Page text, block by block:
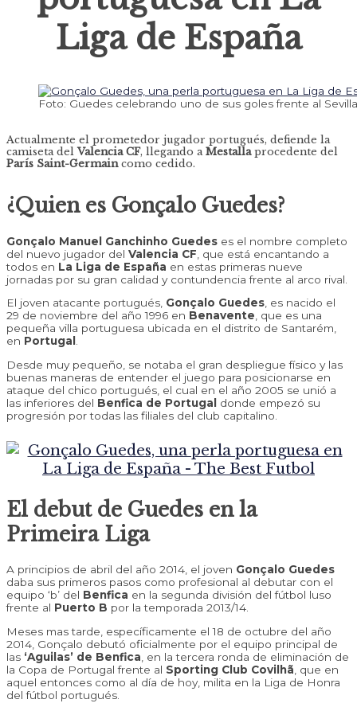
Liga de España
Foto: Guedes celebrando uno de sus goles frente al
Actualmente el prometedor jugador portugués, defiende la
camiseta delValencia CF, llegando a Mestallaprocedente del
París Saint-Germaincomo cedido.
¿Quien es Gonçalo Guedes?
Gonçalo Manuel Ganchinho Guedes es el nombre completo
del nuevo jugador del Valencia CF , que está encantando a
todos en La Liga de España en estas primeras nueve
jornadas por su gran calidad y contundencia frente al arco rival.
El joven atacante portugués, Gonçalo Guedes, es nacido el
29 de noviembre del año 1996 en Benavente, que es una
pequeña villa portuguesa ubicada en el distrito de Santarém,
en Portugal .
Desde muy pequeño, se notaba el gran despliegue físico y las
buenas maneras de entender el juego para posicionarse en
ataque del chico portugués, el cual en el año 2005 se unió a
las inferiores del Benfica de Portugal
donde empezó su
progresión por todas las filiales del club capitalino.
El debut de Guedes en la
Primeira Liga
A principios de abril del año 2014, el joven Gonçalo Guedes
daba sus primeros pasos como profesional al debutar con el
equipo ‘b’ del Benfica en la segunda división del fútbol luso
frente al Puerto B por la temporada 2013/14.
Meses mas tarde, específicamente el 18 de octubre del año
2014, Gonçalo debutó oficialmente por el equipo principal de
las ‘Aguilas’ de Benfica , en la tercera ronda de eliminación de
la Copa de Portugal frente al Sporting Club Covilhã , que en
aquel entonces como al día de hoy, milita en la Liga de Honra
del fútbol portugués.